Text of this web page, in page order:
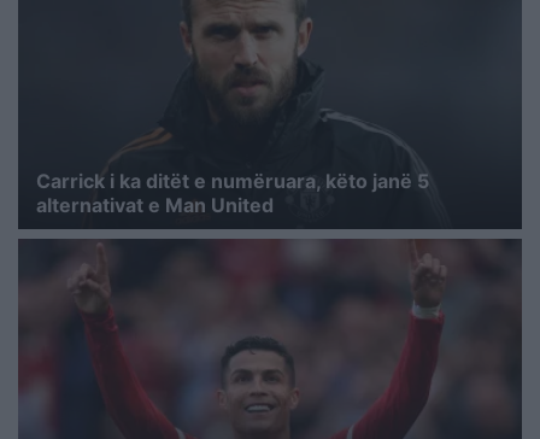
Carrick i ka ditët e numëruara, këto janë 5
alternativat e Man United